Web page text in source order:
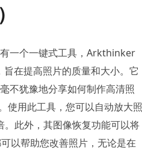
一个一键式工具，Arkthinker
在提高照片的质量和大小。它
不犹豫地分享如何制作高清照
使用此工具，您可以自动放大照
。此外，其图像恢复功能可以将
以帮助您改善照片，无论是在